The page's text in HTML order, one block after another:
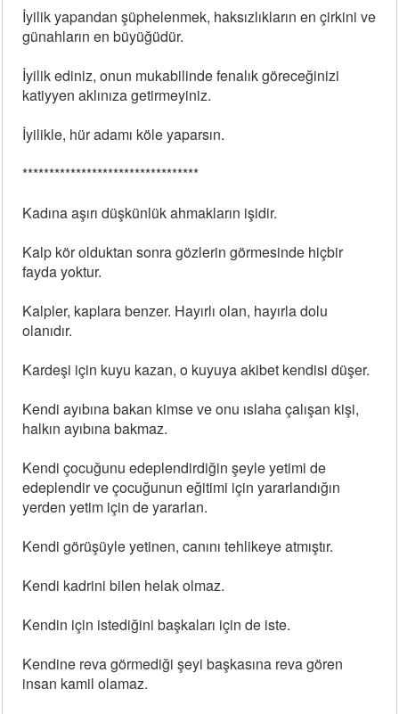
İyilik yapandan şüphelenmek, haksızlıkların en çirkini ve
günahların en büyüğüdür.
İyilik ediniz, onun mukabilinde fenalık göreceğinizi
katiyyen aklınıza getirmeyiniz.
İyilikle, hür adamı köle yaparsın.
*********************************
Kadına aşırı düşkünlük ahmakların işidir.
Kalp kör olduktan sonra gözlerin görmesinde hiçbir
fayda yoktur.
Kalpler, kaplara benzer. Hayırlı olan, hayırla dolu
olanıdır.
Kardeşi için kuyu kazan, o kuyuya akibet kendisi düşer.
Kendi ayıbına bakan kimse ve onu ıslaha çalışan kişi,
halkın ayıbına bakmaz.
Kendi çocuğunu edeplendirdiğin şeyle yetimi de
edeplendir ve çocuğunun eğitimi için yararlandığın
yerden yetim için de yararlan.
Kendi görüşüyle yetinen, canını tehlikeye atmıştır.
Kendi kadrini bilen helak olmaz.
Kendin için istediğini başkaları için de iste.
Kendine reva görmediği şeyi başkasına reva gören
insan kamil olamaz.